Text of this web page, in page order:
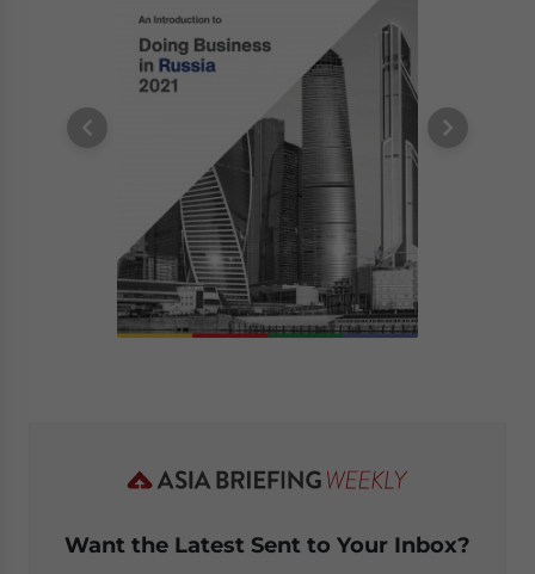
Want the Latest Sent to Your Inbox?